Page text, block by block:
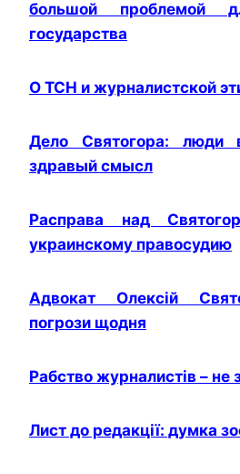
большой проблемой
государства
О ТСН и журналистской
Дело Святогора: люди
здравый смысл
Расправа над
украинскому правосудию
Адвокат Олексій
погрози щодня
Рабство журналистів – не
Лист до редакції: думка